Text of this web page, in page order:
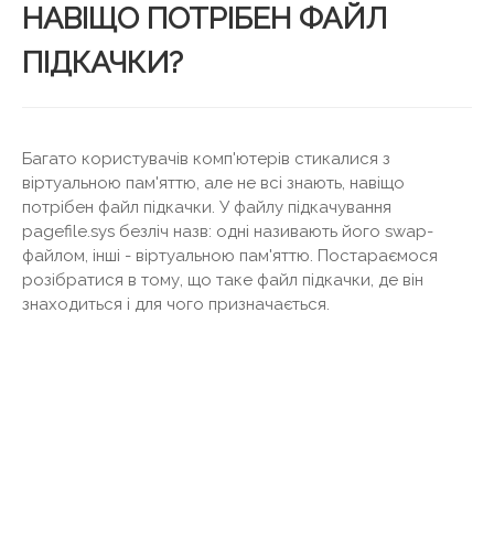
НАВІЩО ПОТРІБЕН ФАЙЛ
ПІДКАЧКИ?
Багато користувачів комп'ютерів стикалися з
віртуальною пам'яттю, але не всі знають, навіщо
потрібен файл підкачки. У файлу підкачування
pagefile.sys безліч назв: одні називають його swap-
файлом, інші - віртуальною пам'яттю. Постараємося
розібратися в тому, що таке файл підкачки, де він
знаходиться і для чого призначається.